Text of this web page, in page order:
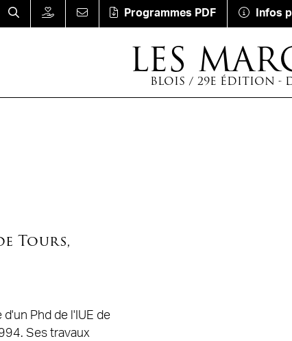
Programmes PDF Infos
LES
BLOIS / 29E ÉDITION -
Tours,
Phd de l'IUE de
Ses travaux